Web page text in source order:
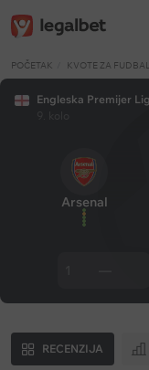
POČETAK KVOTE ZA FUDBAL
Engleska Premijer
Arsenal
RECENZIJA